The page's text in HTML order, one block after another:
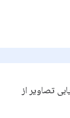
تصاویر از